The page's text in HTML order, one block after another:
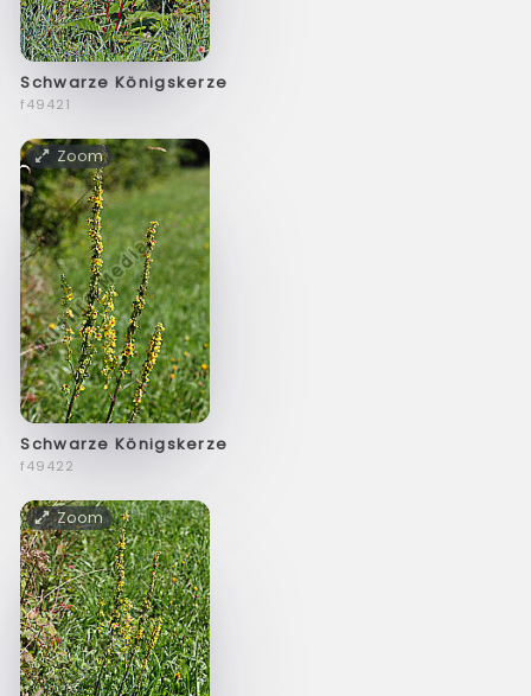
Schwarze Königskerze
f49421
Zoom
Schwarze Königskerze
f49422
Zoom